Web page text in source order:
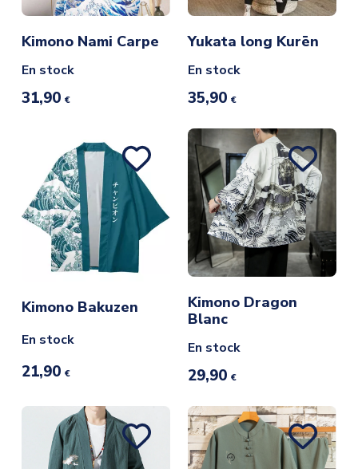
Kimono Nami Carpe
En stock
31,90 €
Yukata long Kurēn
En stock
35,90 €
Kimono Bakuzen
En stock
21,90 €
Kimono Dragon
Blanc
En stock
29,90 €